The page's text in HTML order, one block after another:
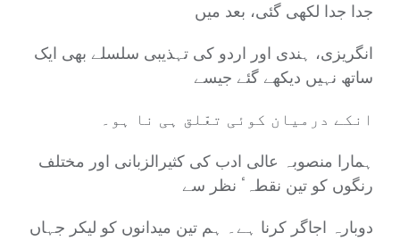
جدا جدا لکھی گئی، بعد میں
انگریزی، ہندی اور اردو کی تہذیبی سلسلے بھی ایک
ساتھ نہیں دیکھے گئے جیسے
انکے درمیان کوئی تعّلق ہی نا ہو۔
ہمارا منصوبہ عالی ادب کی کثیرالزبانی اور مختلف
رنگوں کو تین نقطہٴ نظر سے
دوبارہ اجاگر کرنا ہے۔ ہم تین میدانوں کو لیکر جہاں